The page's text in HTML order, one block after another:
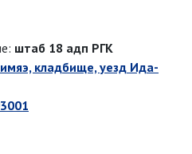
штаб 18 адп РГК
кладбище, уезд Ида-